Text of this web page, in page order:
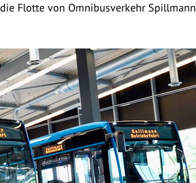
Flotte von Omnibusverkehr Spillmann